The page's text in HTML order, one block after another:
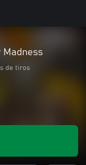
Madness
de tiros